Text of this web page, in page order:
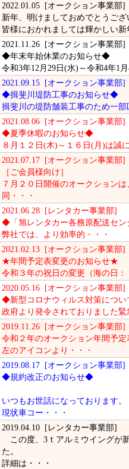
2022.01.05 [オークション事業部]
新年、明けましておめでとうござ
皆様におかれましては輝かしい新
2021.11.26 [オークション事業部]
◆年末年始休業のお知らせ◆
令和3年12月29日(水)～令和4年1月
2021.09.15 [オークション事業部]
◆揖斐川堤防工事のお知らせ◆
揖斐川の堤防舗装工事のため一部
2021.08.06 [オークション事業部]
◆夏季休暇のお知らせ◆
８月１２日(木)～１６日(月)は誠
2021.07.17 [オークション事業部]
［ご会員様向け］
７月２０日開催のオークション
同・・・
2021.06.28 [レンタカー事業部]
◆「旭レンタカー各務原配送セ
弊社では、より効率的・・・
2021.02.13 [オークション事業部]
★年間予定表変更のお知らせ★
令和３年の祝日の変更（海の日：
2020.05.16 [オークション事業部]
◆新型コロナウィルス対策につ
政府より発令されておりました緊
2019.11.26 [オークション事業部]
令和２年のオークション年間予定
左のアイコンより・・・
2019.08.17 [オークション事業部]
◆規約改正のお知らせ◆
いつもお世話になっております。
現状車コー・・・
2019.04.10 [レンタカー事業部]
この度、3ｔアルミウイングが
た。
詳細は・・・